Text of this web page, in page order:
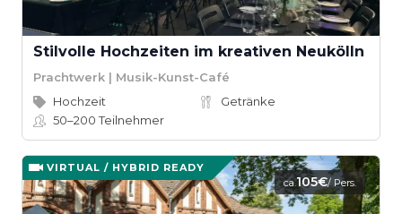
Stilvolle Hochzeiten im kreativen Neukölln
Prachtwerk | Musik-Kunst-Café
Hochzeit
Getränke
50–200Teilnehmer
VIRTUAL / HYBRID READY
ca.105€/ Pers.